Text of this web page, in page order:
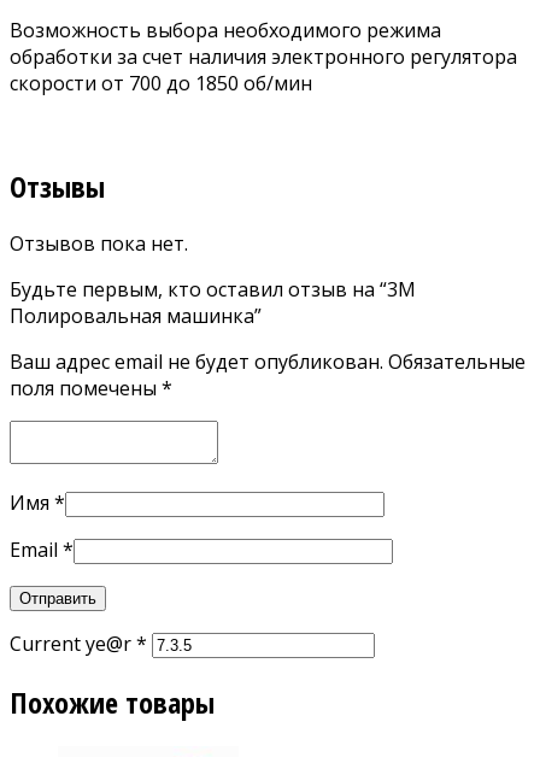
Возможность выбора необходимого режима
обработки за счет наличия электронного регулятора
скорости от 700 до 1850 об/мин
Отзывы
Отзывов пока нет.
Будьте первым, кто оставил отзыв на “3М
Полировальная машинка”
Ваш адрес email не будет опубликован. Обязательные
поля помечены *
Имя *
Email *
Current ye@r*
Похожие товары